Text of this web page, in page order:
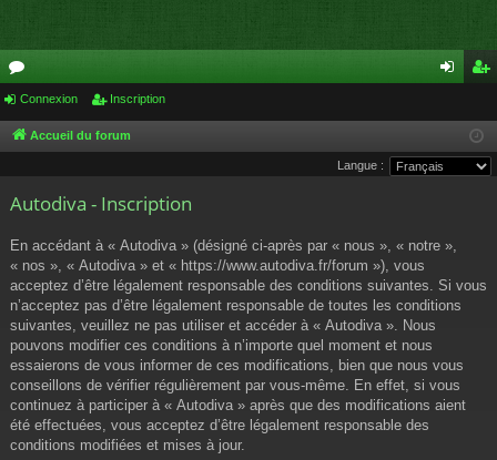
or
u
s
cri
pti
Connexion Inscription
Accueil du forum
Langue :
Autodiva - Inscription
En accédant à « Autodiva » (désigné ci-après par « nous », « notre »,
« nos », « Autodiva » et « https://www.autodiva.fr/forum »), vous
acceptez d’être légalement responsable des conditions suivantes. Si vous
n’acceptez pas d’être légalement responsable de toutes les conditions
suivantes, veuillez ne pas utiliser et accéder à « Autodiva ». Nous
pouvons modifier ces conditions à n’importe quel moment et nous
essaierons de vous informer de ces modifications, bien que nous vous
conseillons de vérifier régulièrement par vous-même. En effet, si vous
continuez à participer à « Autodiva » après que des modifications aient
été effectuées, vous acceptez d’être légalement responsable des
conditions modifiées et mises à jour.